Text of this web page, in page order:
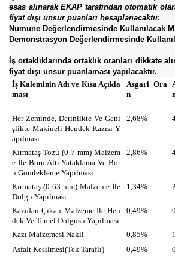
esas alınarak EKAP tarafından otomatik
fiyat dışı unsur puanları hesaplanacaktır.
Numune Değerlendirmesinde Kullanılacak
Demonstrasyon Değerlendirmesinde
İş ortaklıklarında ortaklık oranları dikkate
fiyat dışı unsur puanlaması yapılacaktır.
İş Kaleminin Adı ve Kısa Açıkla
ması
Asgari Ora
n
Her Zeminde, Derinlikte Ve Geni
şlikte Makineli Hendek Kazısı Y
apılması
2,68%
Kırmataş Tozu (0-7 mm) Malzem
e İle Boru Altı Yataklama Ve Bor
u Gömlekleme Yapılması
2,86%
Kırmataş (0-63 mm) Malzeme İle
Dolgu Yapılması
1,34%
Kazıdan Çıkan Malzeme İle Hen
dek Ve Temel Dolgusu Yapılması
0,49%
Kazı Malzemesi Nakli 0,85%
Asfalt Kesilmesi(Tek Taraflı)
0,49%